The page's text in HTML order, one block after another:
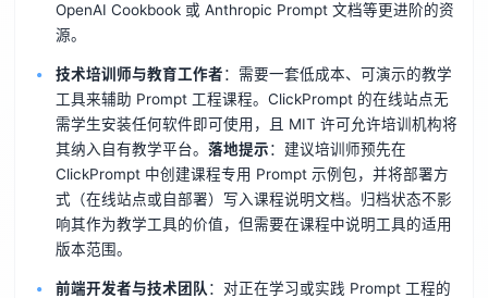
OpenAI Cookbook 或 Anthropic Prompt 文档等更进阶的资
源。
技术培训师与教育工作者：需要一套低成本、可演示的教学
工具来辅助 Prompt 工程课程。ClickPrompt 的在线站点无
需学生安装任何软件即可使用，且 MIT 许可允许培训机构将
其纳入自有教学平台。 落地提示：建议培训师预先在
ClickPrompt 中创建课程专用 Prompt 示例包，并将部署方
式（在线站点或自部署）写入课程说明文档。归档状态不影
响其作为教学工具的价值，但需要在课程中说明工具的适用
版本范围。
前端开发者与技术团队 ：对正在学习或实践 Prompt 工程的